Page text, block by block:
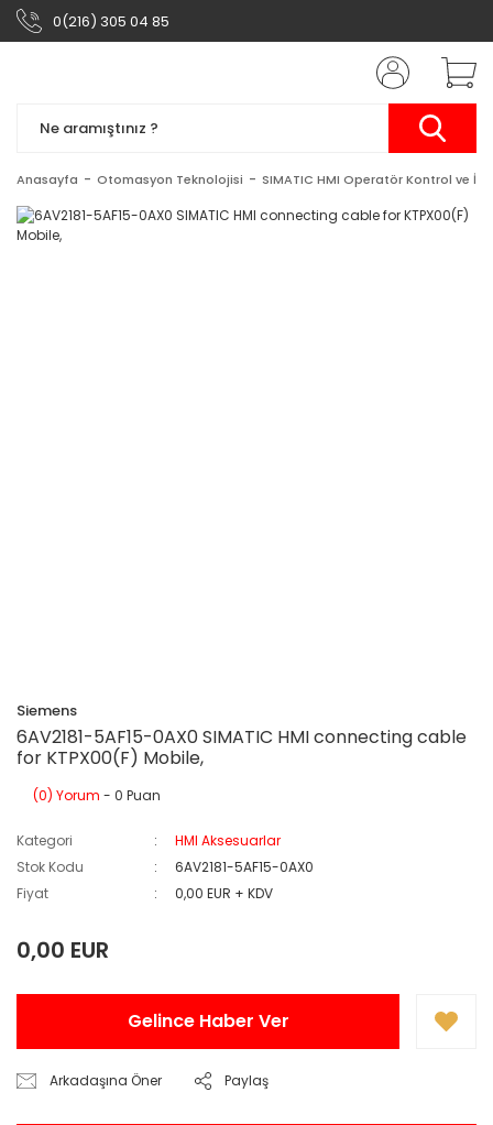
0(216) 305 04 85
Anasayfa Otomasyon Teknolojisi SIMATIC HMI Operatör Kontrol ve
Siemens
6AV2181-5AF15-0AX0 SIMATIC HMI connecting cable
for KTPX00(F) Mobile,
(0) Yorum - 0 Puan
Kategori
HMI Aksesuarlar
Stok Kodu
6AV2181-5AF15-0AX0
Fiyat
0,00 EUR + KDV
0,00 EUR
Gelince Haber Ver
Arkadaşına Öner Paylaş